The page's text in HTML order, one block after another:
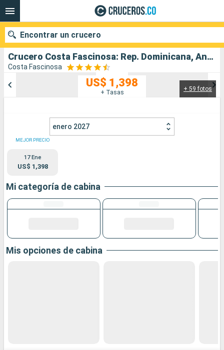
Crucero Costa Fascinosa: Rep. Dominicana, Antillas, Islas Vírgenes, Turks e Islas Caicos salida desde La Romana
Costa Fascinosa
+ 59 fotos
US$ 1,398
+ Tasas
enero 2027
MEJOR PRECIO
17 Ene
US$ 1,398
Mi categoría de cabina
Mis opciones de cabina
Encontrar un crucero
Puertos Compañías